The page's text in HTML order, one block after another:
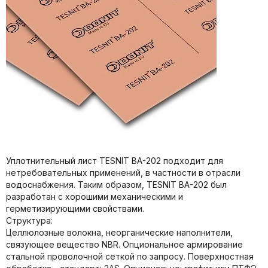
Уплотнительный лист TESNIT BA-202 подходит для
нетребовательных применений, в частности в отрасли
водоснабжения. Таким образом, TESNIT BA-202 был
разработан с хорошими механическими и
герметизирующими свойствами.
Структура:
Целлюлозные волокна, неорганические наполнители,
связующее вещество NBR. Опциональное армирование
стальной проволочной сеткой по запросу. Поверхностная